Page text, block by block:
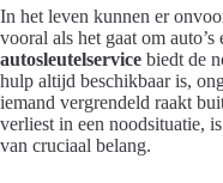
In het leven kunnen er
vooral als het gaat om auto’s
autosleutelservice biedt de
hulp altijd beschikbaar is,
iemand vergrendeld raakt
verliest in een noodsituatie,
van cruciaal belang.